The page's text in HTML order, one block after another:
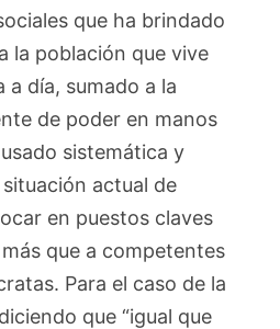
que ha brindado
la población que vive
a día, sumado a la
de poder en manos
sistemática y
actual de
en puestos claves
que a competentes
Para el caso de la
que “igual que